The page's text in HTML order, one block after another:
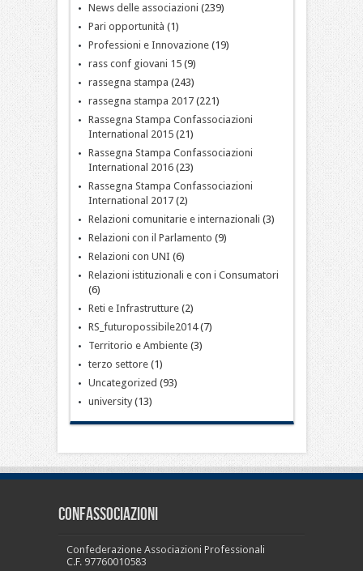
News delle associazioni (239)
Pari opportunità (1)
Professioni e Innovazione(19)
rass conf giovani 15(9)
rassegna stampa (243)
rassegna stampa 2017(221)
Rassegna Stampa Confassociazioni
International 2015(21)
Rassegna Stampa Confassociazioni
International 2016(23)
Rassegna Stampa Confassociazioni
International 2017(2)
Relazioni comunitarie e internazionali (3)
Relazioni con il Parlamento (9)
Relazioni con UNI (6)
Relazioni istituzionali e con i Consumatori
(6)
Reti e Infrastrutture(2)
RS_futuropossibile2014(7)
Territorio e Ambiente(3)
terzo settore(1)
Uncategorized (93)
university(13)
CONFASSOCIAZIONI
Confederazione Associazioni Professionali
C.F. 97760010583